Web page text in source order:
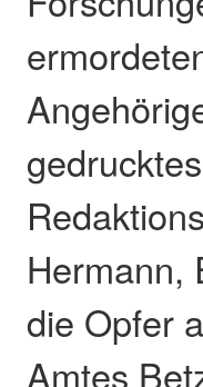
Hermann,
die Opfer
Amtes